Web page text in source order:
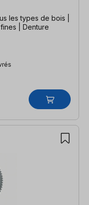
les types de bois |
| Denture